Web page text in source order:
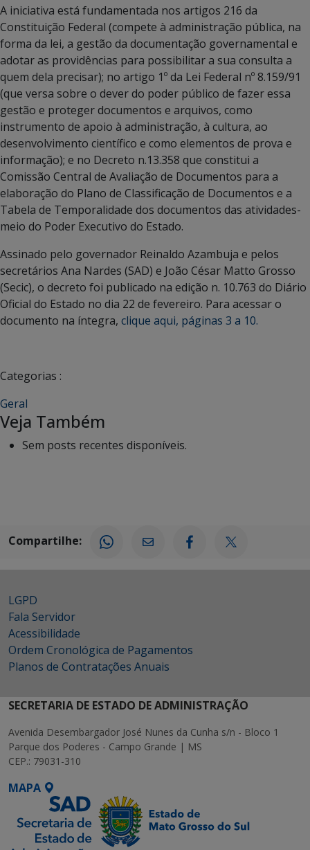
A iniciativa está fundamentada nos artigos 216 da
Constituição Federal (compete à administração pública, na
forma da lei, a gestão da documentação governamental e
adotar as providências para possibilitar a sua consulta a
quem dela precisar); no artigo 1º da Lei Federal nº 8.159/91
(que versa sobre o dever do poder público de fazer essa
gestão e proteger documentos e arquivos, como
instrumento de apoio à administração, à cultura, ao
desenvolvimento científico e como elementos de prova e
informação); e no Decreto n.13.358 que constitui a
Comissão Central de Avaliação de Documentos para a
elaboração do Plano de Classificação de Documentos e a
Tabela de Temporalidade dos documentos das atividades-
meio do Poder Executivo do Estado.
Assinado pelo governador Reinaldo Azambuja e pelos
secretários Ana Nardes (SAD) e João César Matto Grosso
(Secic), o decreto foi publicado na edição n. 10.763 do Diário
Oficial do Estado no dia 22 de fevereiro. Para acessar o
documento na íntegra, clique aqui, páginas 3 a 10.
Categorias :
Geral
Veja Também
Sem posts recentes disponíveis.
Compartilhe:
LGPD
Fala Servidor
Acessibilidade
Ordem Cronológica de Pagamentos
Planos de Contratações Anuais
SECRETARIA DE ESTADO DE ADMINISTRAÇÃO
Avenida Desembargador José Nunes da Cunha s/n - Bloco 1
Parque dos Poderes - Campo Grande | MS
CEP.: 79031-310
MAPA